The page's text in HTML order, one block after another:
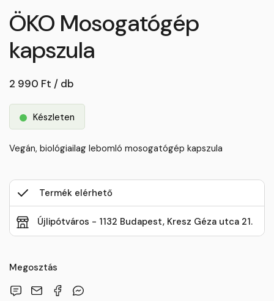
ÖKO Mosogatógép
kapszula
2 990 Ft / db
Készleten
Vegán, biológiailag lebomló mosogatógép kapszula
Termék elérhető
Újlipótváros - 1132 Budapest, Kresz Géza utca 21.
Megosztás